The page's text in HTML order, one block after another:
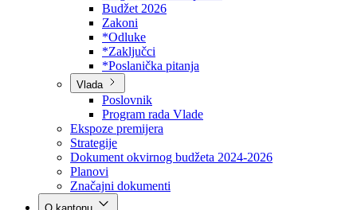
Skupština
Poslovnik
Program rada Skupštine
Budžet 2026
Zakoni
*Odluke
*Zaključci
*Poslanička pitanja
Vlada
Poslovnik
Program rada Vlade
Ekspoze premijera
Strategije
Dokument okvirnog budžeta 2024-2026